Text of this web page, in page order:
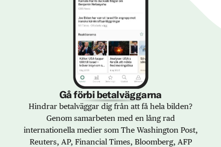
Gå förbi betalväggarna
Hindrar betalväggar dig från att få hela bilden?
Genom samarbeten med en lång rad
internationella medier som The Washington Post,
Reuters, AP, Financial Times, Bloomberg, AFP